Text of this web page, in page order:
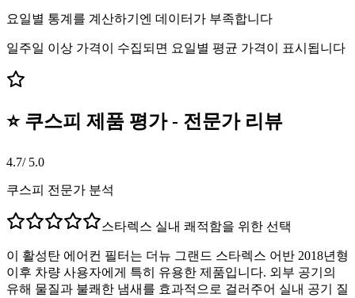
요일별 통계를 계산하기엔 데이터가 부족합니다
일주일 이상 가격이 수집되면 요일별 평균 가격이 표시됩니다
⭐ 쿠스피 제품 평가 - 전문가 리뷰
4.7/ 5.0
쿠스피 전문가 분석
스타렉스 실내 쾌적함을 위한 선택
이 활성탄 에어컨 필터는 더뉴 그랜드 스타렉스 어반 2018년형
이후 차량 사용자에게 특히 유용한 제품입니다. 외부 공기의
유해 물질과 불쾌한 냄새를 효과적으로 걸러주어 실내 공기 질